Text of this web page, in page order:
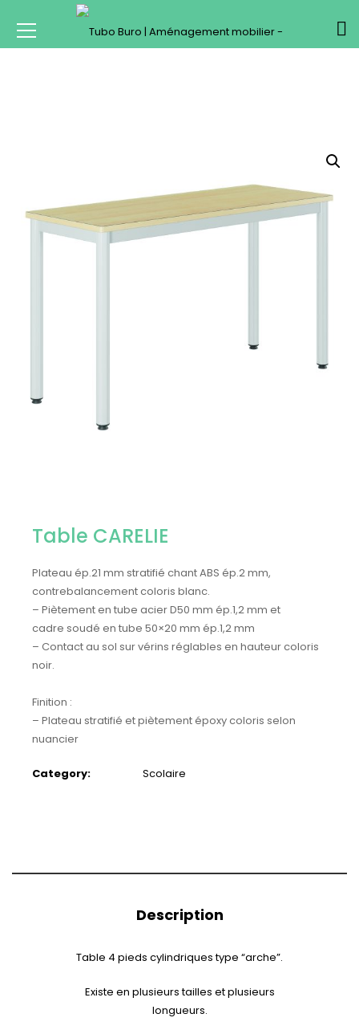
Table CARELIE
Plateau ép.21 mm stratifié chant ABS ép.2 mm,
contrebalancement coloris blanc.
– Piètement en tube acier D50 mm ép.1,2 mm et
cadre soudé en tube 50×20 mm ép.1,2 mm
– Contact au sol sur vérins réglables en hauteur coloris
noir.
Finition :
– Plateau stratifié et piètement époxy coloris selon
nuancier
Category: Scolaire
Description
Table 4 pieds cylindriques type “arche”.
Existe en plusieurs tailles et plusieurs
longueurs.